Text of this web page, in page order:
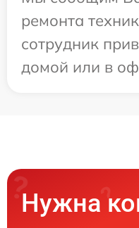
ремонта
сотрудник
домой или в
Нужна